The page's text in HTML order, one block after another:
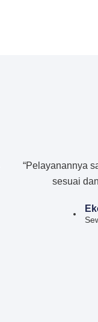
“Pelayanannya
sesuai